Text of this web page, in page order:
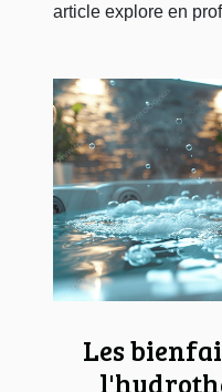
article explore en
Les